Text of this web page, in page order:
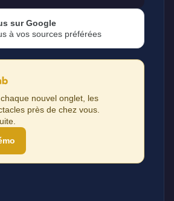
sur Google
à vos sources préférées
nouvel onglet, les
près de chez vous.